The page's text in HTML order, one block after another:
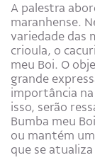
A palestra
maranhense.
variedade das
crioula, o
meu Boi. O
grande
importância
isso, serão
Bumba meu
ou mantém
que se